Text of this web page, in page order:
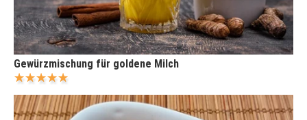
Gewürzmischung für goldene Milch